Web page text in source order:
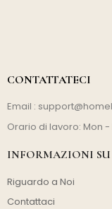
CONTATTATECI
Email :
Orario di lavoro: Mon -
INFORMAZIONI
Riguardo a Noi
Contattaci